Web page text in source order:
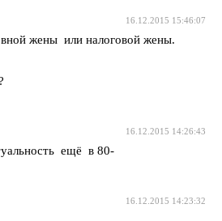
16.12.2015 15:46:07
жены или налоговой жены.
16.12.2015 14:26:43
ещё в 80-
16.12.2015 14:23:32